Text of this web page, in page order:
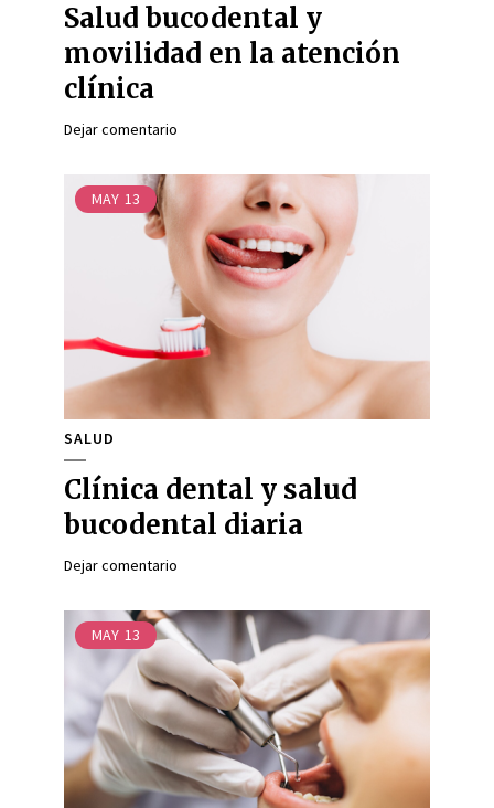
Salud bucodental y
movilidad en la atención
clínica
Dejar comentario
MAY 13
SALUD
Clínica dental y salud
bucodental diaria
Dejar comentario
MAY 13